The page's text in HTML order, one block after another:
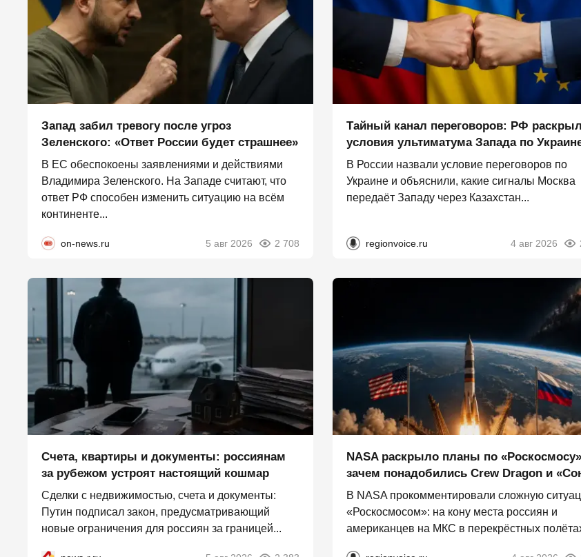
Запад забил тревогу после угроз
Зеленского: «Ответ России будет страшнее»
В ЕС обеспокоены заявлениями и действиями
Владимира Зеленского. На Западе считают, что
ответ РФ способен изменить ситуацию на всём
континенте...
on-news.ru 5 авг 2026 2 708
Тайный канал переговоров: РФ
условия ультиматума Запада по
В России назвали условие переговоров по
Украине и объяснили, какие сигналы Москва
передаёт Западу через Казахстан...
regionvoice.ru 4 авг 2026
Счета, квартиры и документы: россиянам
за рубежом устроят настоящий кошмар
Сделки с недвижимостью, счета и документы:
Путин подписал закон, предусматривающий
новые ограничения для россиян за границей...
NASA раскрыло планы по
зачем понадобились Crew Dragon и
В NASA прокомментировали сложную
«Роскосмосом»: на кону места россиян и
американцев на МКС в перекрёстных